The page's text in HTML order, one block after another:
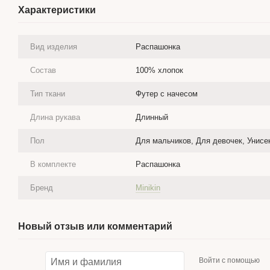
Характеристики
Вид изделия Распашонка
Состав 100% хлопок
Тип ткани Футер с начесом
Длина рукава Длинный
Пол Для мальчиков, Для девочек,
В комплекте Распашонка
Бренд Minikin
Новый отзыв или комментарий
Войти с помощью